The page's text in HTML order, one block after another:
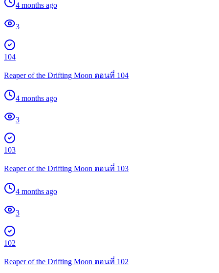
4 months ago
3
104
Reaper of the Drifting Moon ตอนที่ 104
4 months ago
3
103
Reaper of the Drifting Moon ตอนที่ 103
4 months ago
3
102
Reaper of the Drifting Moon ตอนที่ 102